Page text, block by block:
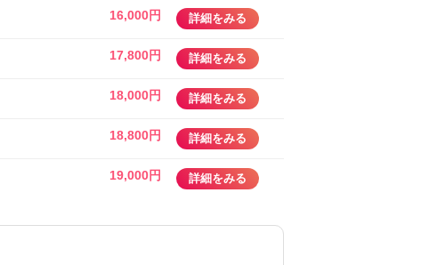
16,000円 詳細をみる
17,800円 詳細をみる
18,000円 詳細をみる
18,800円 詳細をみる
19,000円 詳細をみる